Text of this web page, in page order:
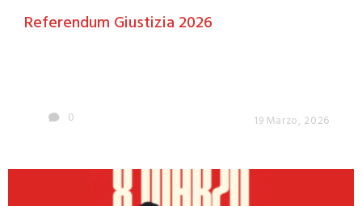
Referendum Giustizia 2026
0 19 Marzo, 2026